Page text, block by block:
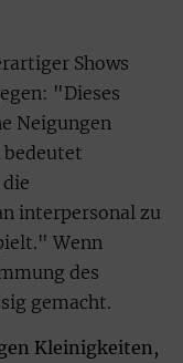
Shows
"Dieses
Neigungen
interpersonal zu
Wenn
des
gemacht.
Kleinigkeiten,